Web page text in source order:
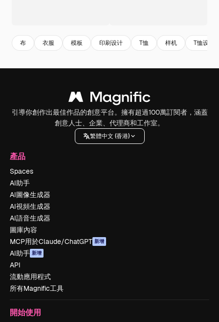
布 衣服 模板 印刷设计 T恤 样机 T恤设计
引導你創作出最佳作品的創意平台。擁有超過100萬訂閱者，涵蓋
創意人士、企業、代理商和工作室。
繁體中文 (香港)
產品
Spaces
AI助手
AI圖像生成器
AI視頻生成器
AI語音生成器
圖庫內容
MCP用於Claude/ChatGPT 新增
AI助手 新增
API
流動應用程式
所有Magnific工具
開始使用